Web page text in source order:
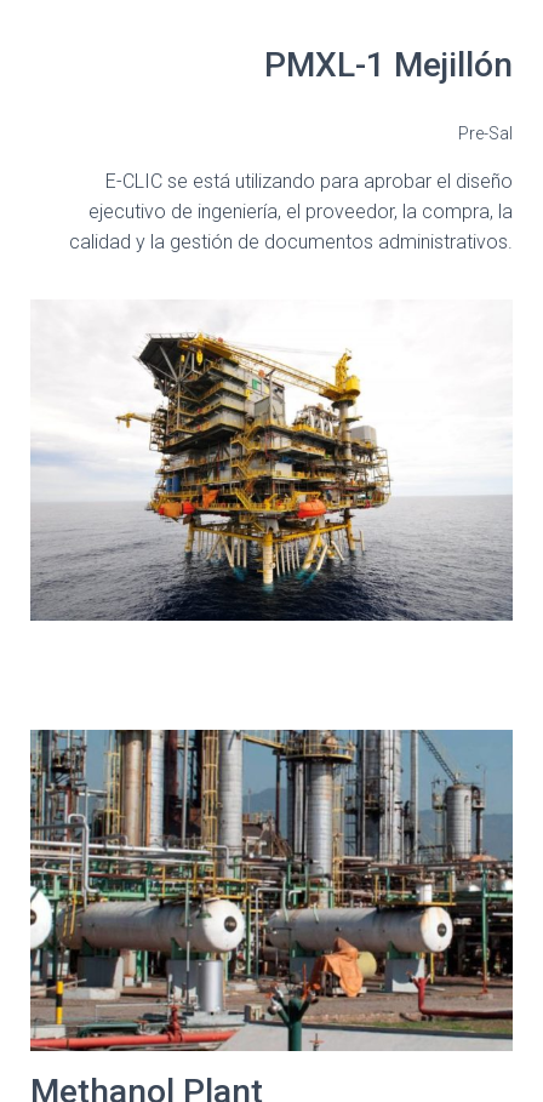
PMXL-1 Mejillón
Pre-Sal
E-CLIC se está utilizando para aprobar el diseño
ejecutivo de ingeniería, el proveedor, la compra, la
calidad y la gestión de documentos administrativos.
Methanol Plant